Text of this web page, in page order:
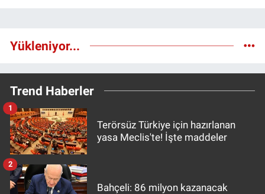
Yükleniyor...
Trend Haberler
Terörsüz Türkiye için hazırlanan
yasa Meclis'te! İşte maddeler
1
Bahçeli: 86 milyon kazanacak
2